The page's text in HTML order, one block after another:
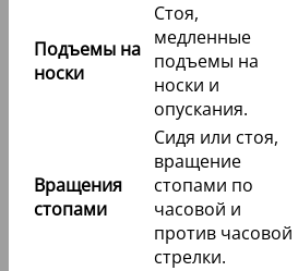
Подъемы на
носки
Стоя,
медленные
подъемы на
носки и
опускания.
Вращения
стопами
Сидя или стоя,
вращение
стопами по
часовой и
против часовой
стрелки.